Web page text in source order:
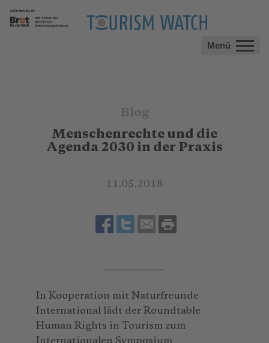
Menü
Blog
Menschenrechte und die
Agenda 2030 in der Praxis
11.05.2018
In Kooperation mit Naturfreunde
International lädt der Roundtable
Human Rights in Tourism zum
Internationalen Symposium